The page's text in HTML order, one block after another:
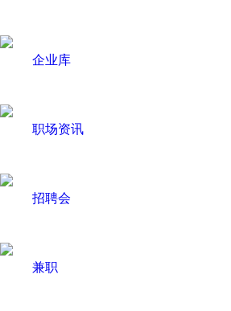
企业库
职场资讯
招聘会
兼职